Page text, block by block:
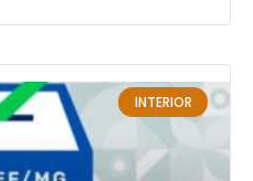
INTERIOR